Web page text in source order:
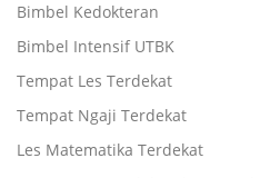
Bimbel Kedokteran
Bimbel Intensif UTBK
Tempat Les Terdekat
Tempat Ngaji Terdekat
Les Matematika Terdekat